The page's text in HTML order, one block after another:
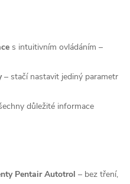
s intuitivním ovládáním –
– stačí nastavit jediný parametr
důležité informace
Pentair Autotrol – bez tření,